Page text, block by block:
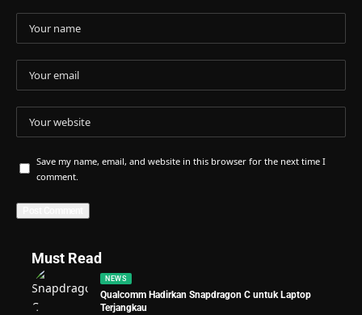
Save my name, email, and website in this browser for the next time I
comment.
Must Read
NEWS
Qualcomm Hadirkan Snapdragon C untuk Laptop
Terjangkau